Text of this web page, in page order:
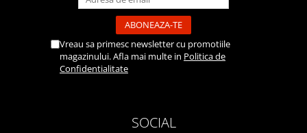
Vreau sa primesc newsletter cu promotiile
magazinului. Afla mai multe in Politica de
Confidentialitate
SOCIAL